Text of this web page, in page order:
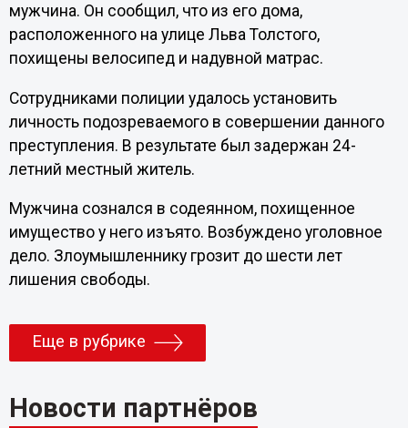
мужчина. Он сообщил, что из его дома,
расположенного на улице Льва Толстого,
похищены велосипед и надувной матрас.
Сотрудниками полиции удалось установить
личность подозреваемого в совершении данного
преступления. В результате был задержан 24-
летний местный житель.
Мужчина сознался в содеянном, похищенное
имущество у него изъято. Возбуждено уголовное
дело. Злоумышленнику грозит до шести лет
лишения свободы.
Еще в рубрике
Новости партнёров